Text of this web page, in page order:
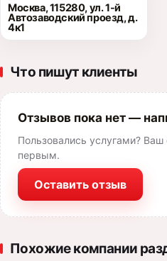
Москва, 115280, ул. 1-й
Автозаводский проезд, д.
4к1
Что пишут клиенты
Отзывов пока нет —
Пользовались услугами? Ваш
первым.
Оставить отзыв
Похожие компании